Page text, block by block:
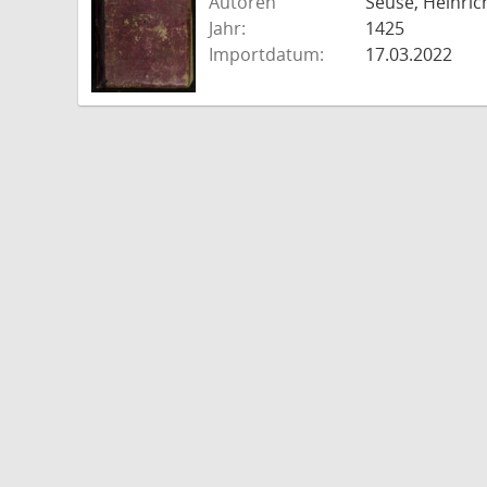
Jahr:
1425
Importdatum:
17.03.2022